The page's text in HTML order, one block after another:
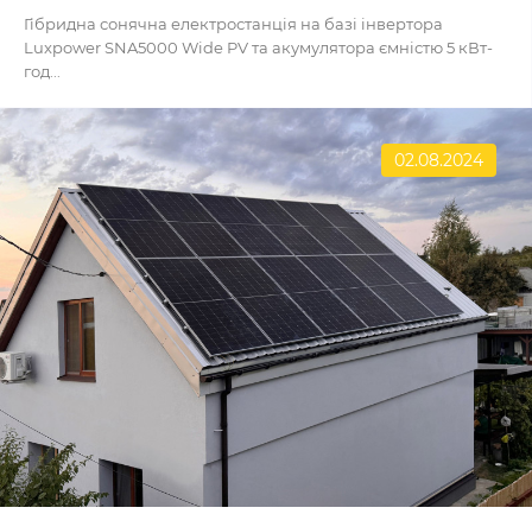
Гібридна сонячна електростанція на базі інвертора
Luxpower SNA5000 Wide PV та акумулятора ємністю 5 кВт-
год...
02.08.2024